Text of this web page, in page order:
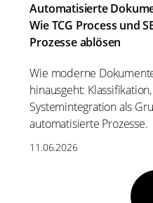
Automatisierte
Wie TCG Process und
Prozesse ablösen
Wie moderne
hinausgeht:
Systemintegration als
automatisierte Prozesse.
11.06.2026